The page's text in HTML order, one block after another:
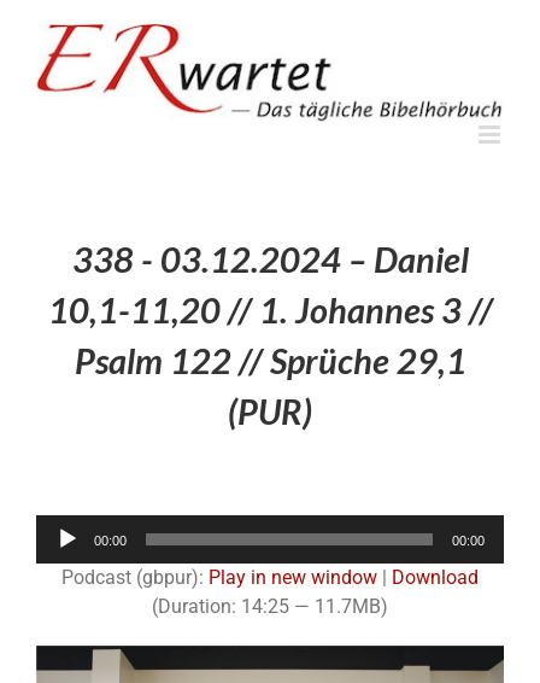
springen
338 - 03.12.2024 – Daniel
10,1-11,20 // 1. Johannes 3 //
Psalm 122 // Sprüche 29,1
(PUR)
Audio-
00:00 00:00
Podcast (gbpur): Play in new window
Download
(Duration: 14:25 — 11.7MB)